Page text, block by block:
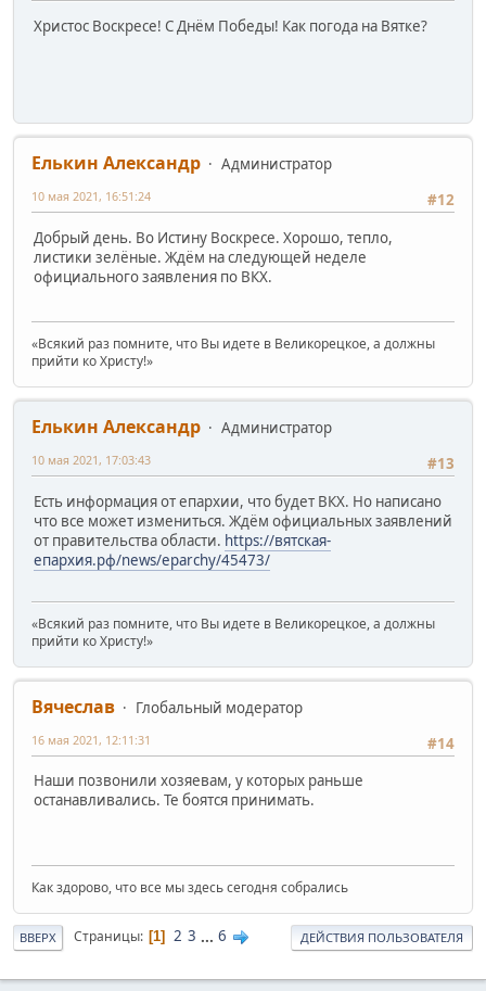
Христос Воскресе! С Днём Победы! Как погода на Вятке?
Елькин Александр
Администратор
#12
10 мая 2021, 16:51:24
Добрый день. Во Истину Воскресе. Хорошо, тепло,
листики зелёные. Ждём на следующей неделе
официального заявления по ВКХ.
«Всякий раз помните, что Вы идете в Великорецкое, а должны
прийти ко Христу!»
Елькин Александр
Администратор
#13
10 мая 2021, 17:03:43
Есть информация от епархии, что будет ВКХ. Но написано
что все может измениться. Ждём официальных заявлений
от правительства области. https://вятская-
епархия.рф/news/eparchy/45473/
«Всякий раз помните, что Вы идете в Великорецкое, а должны
прийти ко Христу!»
Вячеслав
Глобальный модератор
#14
16 мая 2021, 12:11:31
Наши позвонили хозяевам, у которых раньше
останавливались. Те боятся принимать.
Как здорово, что все мы здесь сегодня собрались
ВВЕРХ Страницы 1 2 3 ... 6 ДЕЙСТВИЯ ПОЛЬЗОВАТЕЛЯ